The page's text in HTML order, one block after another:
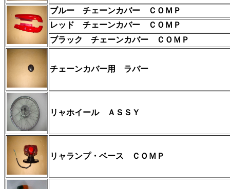
ブルー チェーンカバー ＣＯＭＰ
レッド チェーンカバー ＣＯＭＰ
ブラック チェーンカバー ＣＯＭＰ
チェーンカバー用 ラバー
リャホイール ＡＳＳＹ
リャランプ・ベース ＣＯＭＰ